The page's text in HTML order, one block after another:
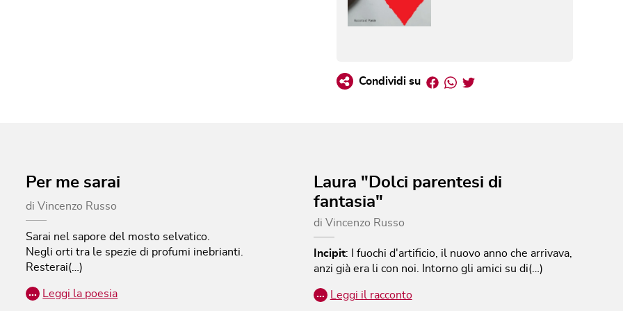
Condividi su Facebook
Whatsapp
Twitter
Per me sarai
diVincenzo Russo
Sarai nel sapore del mosto selvatico.
Negli orti tra le spezie di profumi inebrianti.
Resterai(…)
… Leggi la poesia
Laura "Dolci parentesi di
fantasia"
di Vincenzo Russo
Incipit:
I fuochi d'artificio, il nuovo anno che arrivava,
anzi già era li con noi. Intorno gli amici su di(…)
… Leggi il racconto